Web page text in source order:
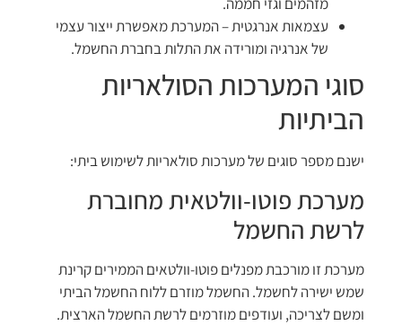
עצמאות אנרגטית – המערכת מאפשרת ייצור עצמי
של אנרגיה ומורידה את התלות בחברת החשמל.
סוגי המערכות הסולאריות
הביתיות
ישנם מספר סוגים של מערכות סולאריות לשימוש ביתי:
מערכת פוטו-וולטאית מחוברת
לרשת החשמל
מערכת זו מורכבת מפנלים פוטו-וולטאים הממירים קרינת
שמש ישירה לחשמל. החשמל מוזרם ללוח החשמל הביתי
ומשם לצריכה, ועודפים מוזרמים לרשת החשמל הארצית.